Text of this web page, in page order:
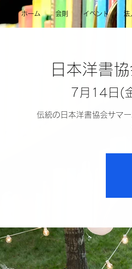
ホーム 会則 イベント 法
日本洋書
7月14日(
伝統の日本洋書協会サマ